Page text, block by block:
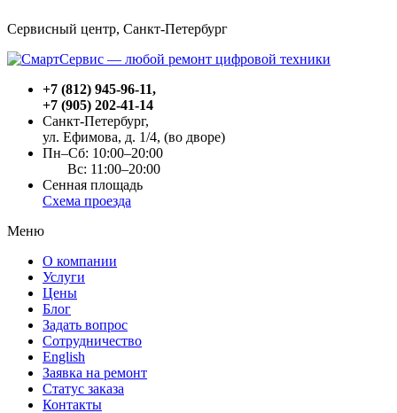
Сервисный центр, Cанкт-Петербург
+7 (812) 945-96-11,
+7 (905) 202-41-14
Санкт-Петербург,
ул. Ефимова, д. 1/4, (во дворе)
Пн–Сб: 10:00–20:00
Вс: 11:00–20:00
Сенная площадь
Схема проезда
Меню
О компании
Услуги
Цены
Блог
Задать вопрос
Сотрудничество
English
Заявка на ремонт
Статус заказа
Контакты